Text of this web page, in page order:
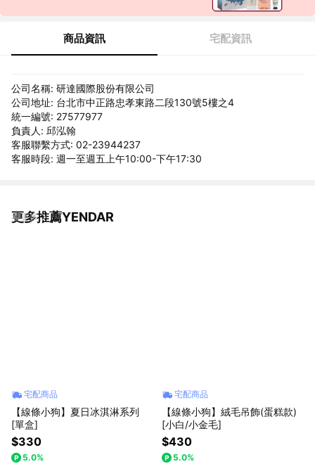
商品資訊 宅配資訊
公司名稱: 研達國際股份有限公司
公司地址: 台北市中正路忠孝東路二段130號5樓之4
統一編號: 27577977
負責人: 邱泓翰
客服聯繫方式: 02-23944237
客服時段: 週一至週五上午10:00-下午17:30
更多推薦YENDAR
看更多
宅配商品
【線條小狗】夏日冰淇淋系列
[單盒]
$330
5.0%
宅配商品
【線條小狗】絨毛吊飾(蛋糕款)
[小白/小金毛]
$430
5.0%